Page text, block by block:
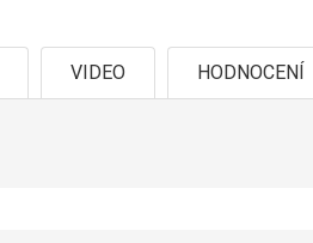
VIDEO HODNOCENÍ